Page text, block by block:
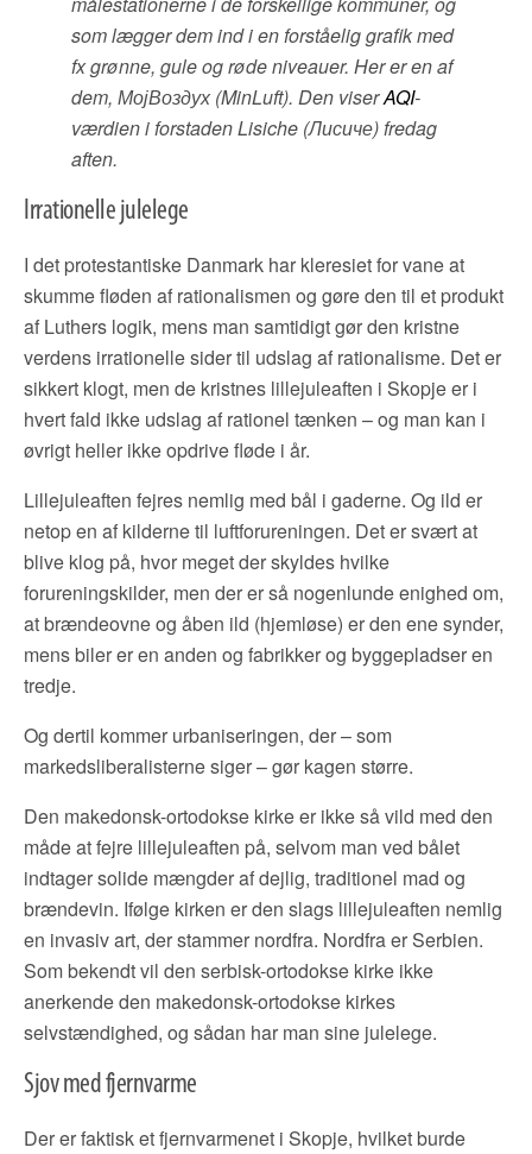
som lægger dem ind i en forståelig grafik med
fx grønne, gule og røde niveauer. Her er en af
dem, МојВоздух (MinLuft). Den viserAQI-
værdien i forstaden Lisiche (Лисиче) fredag
aften.
Irrationelle julelege
I det protestantiske Danmark har kleresiet for vane at
skumme fløden af rationalismen og gøre den til et produkt
af Luthers logik, mens man samtidigt gør den kristne
verdens irrationelle sider til udslag af rationalisme. Det er
sikkert klogt, men de kristnes lillejuleaften i Skopje er i
hvert fald ikke udslag af rationel tænken – og man kan i
øvrigt heller ikke opdrive fløde i år.
Lillejuleaften fejres nemlig med bål i gaderne. Og ild er
netop en af kilderne til luftforureningen. Det er svært at
blive klog på, hvor meget der skyldes hvilke
forureningskilder, men der er så nogenlunde enighed om,
at brændeovne og åben ild (hjemløse) er den ene synder,
mens biler er en anden og fabrikker og byggepladser en
tredje.
Og dertil kommer urbaniseringen, der – som
markedsliberalisterne siger – gør kagen større.
Den makedonsk-ortodokse kirke er ikke så vild med den
måde at fejre lillejuleaften på, selvom man ved bålet
indtager solide mængder af dejlig, traditionel mad og
brændevin. Ifølge kirken er den slags lillejuleaften nemlig
en invasiv art, der stammer nordfra. Nordfra er Serbien.
Som bekendt vil den serbisk-ortodokse kirke ikke
anerkende den makedonsk-ortodokse kirkes
selvstændighed, og sådan har man sine julelege.
Sjov med fjernvarme
Der er faktisk et fjernvarmenet i Skopje, hvilket burde